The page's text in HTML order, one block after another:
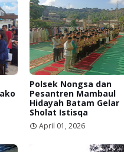
Polsek Nongsa dan
Pesantren Mambaul
Hidayah Batam Gelar
Sholat Istisqa
April 01, 2026